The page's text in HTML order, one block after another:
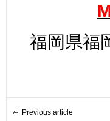
福岡県福
Previous article